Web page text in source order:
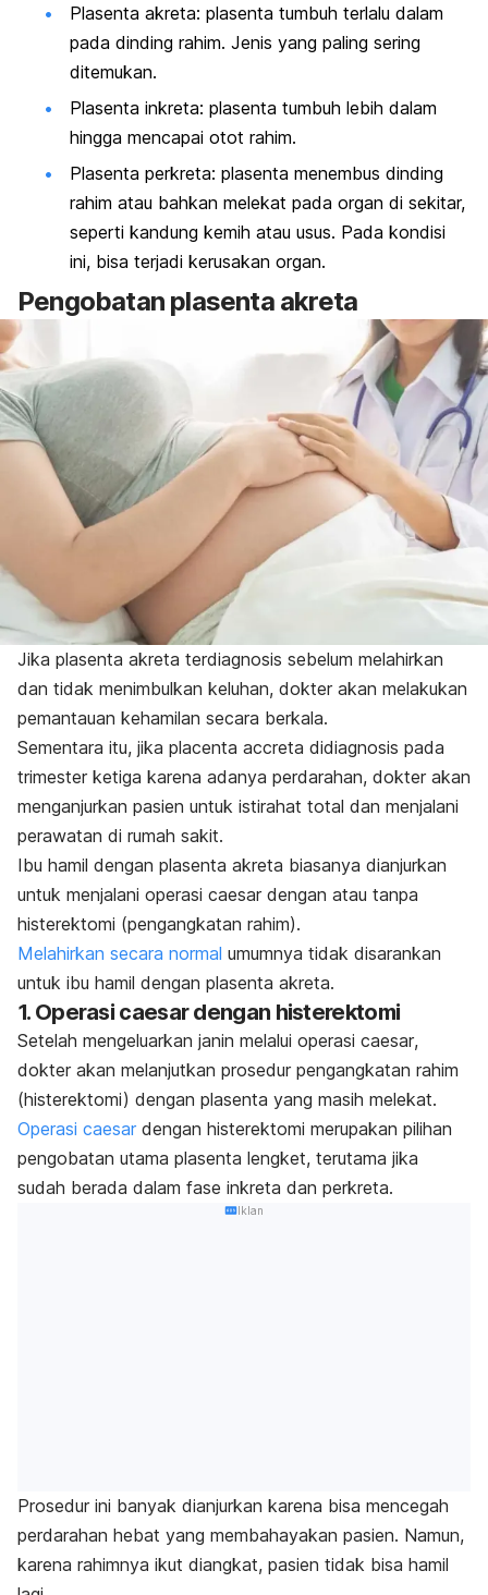
Plasenta akreta: plasenta tumbuh terlalu dalam
pada dinding rahim. Jenis yang paling sering
ditemukan.
Plasenta inkreta: plasenta tumbuh lebih dalam
hingga mencapai otot rahim.
Plasenta perkreta: plasenta menembus dinding
rahim atau bahkan melekat pada organ di sekitar,
seperti kandung kemih atau usus. Pada kondisi
ini, bisa terjadi kerusakan organ.
Pengobatan plasenta akreta
Jika plasenta akreta terdiagnosis sebelum melahirkan
dan tidak menimbulkan keluhan, dokter akan melakukan
pemantauan kehamilan secara berkala.
Sementara itu, jika placenta accreta didiagnosis pada
trimester ketiga karena adanya perdarahan, dokter akan
menganjurkan pasien untuk istirahat total dan menjalani
perawatan di rumah sakit.
Ibu hamil dengan plasenta akreta biasanya dianjurkan
untuk menjalani operasi caesar dengan atau tanpa
histerektomi (pengangkatan rahim).
Melahirkan secara normal umumnya tidak disarankan
untuk ibu hamil dengan plasenta akreta.
1. Operasi caesardengan histerektomi
Setelah mengeluarkan janin melalui operasi caesar,
dokter akan melanjutkan prosedur pengangkatan rahim
(histerektomi) dengan plasenta yang masih melekat.
Operasi caesar dengan histerektomi merupakan pilihan
pengobatan utama plasenta lengket, terutama jika
sudah berada dalam fase inkreta dan perkreta.
Iklan
Prosedur ini banyak dianjurkan karena bisa mencegah
perdarahan hebat yang membahayakan pasien. Namun,
karena rahimnya ikut diangkat, pasien tidak bisa hamil